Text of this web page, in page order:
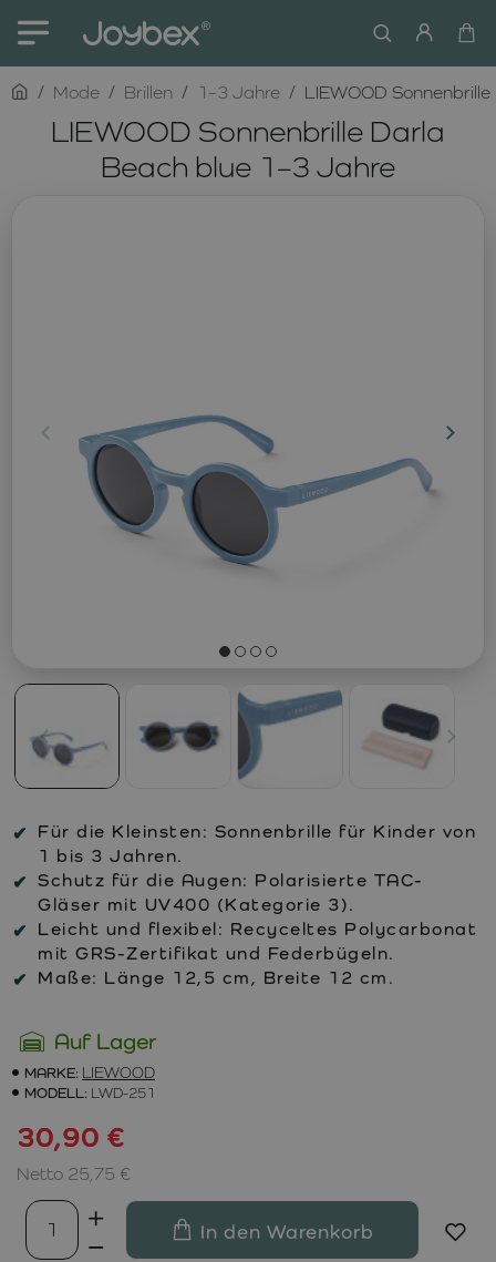
LIEWOOD Sonnenbrille Darla
Beach blue 1–3 Jahre
homeMode Brillen 1–3 Jahre LIEWOOD
Für die Kleinsten: Sonnenbrille für Kinder von
1 bis 3 Jahren.
Schutz für die Augen: Polarisierte TAC-
Gläser mit UV400 (Kategorie 3).
Leicht und flexibel: Recyceltes Polycarbonat
mit GRS-Zertifikat und Federbügeln.
Maße: Länge 12,5 cm, Breite 12 cm.
Auf Lager
MARKE: LIEWOOD
MODELL: LWD-251
30,90 €
Netto 25,75 €
In den Warenkorb